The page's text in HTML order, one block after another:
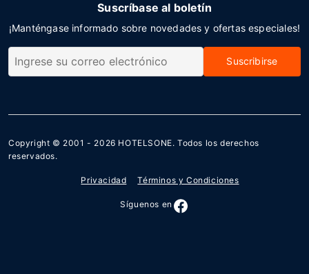
Suscríbase al boletín
¡Manténgase informado sobre novedades y ofertas especiales!
Suscribirse
Copyright © 2001 - 2026 HOTELSONE. Todos los derechos
reservados.
Privacidad Términos y Condiciones
Síguenos en